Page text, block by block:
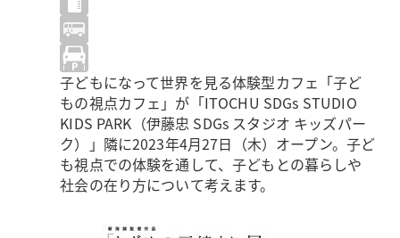
子どもになって世界を見る体験型カフェ「子ど
もの視点カフェ」が「ITOCHU SDGs STUDIO
KIDS PARK（伊藤忠 SDGs スタジオ キッズパー
ク）」隣に2023年4月27日（木）オープン。子ど
も視点での体験を通して、子どもとの暮らしや
社会の在り方について考えます。